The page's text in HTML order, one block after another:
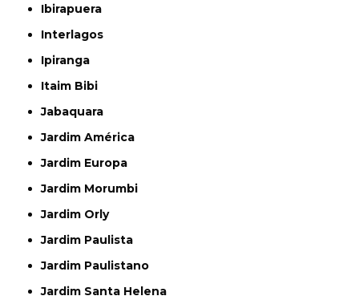
Ibirapuera
Interlagos
Ipiranga
Itaim Bibi
Jabaquara
Jardim América
Jardim Europa
Jardim Morumbi
Jardim Orly
Jardim Paulista
Jardim Paulistano
Jardim Santa Helena